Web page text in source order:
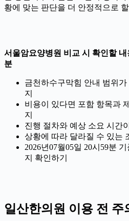
황에 맞는 판단을 더 안정적으로
서울암요양병원 비교 시 확인할 내
분
금천하수구막힘 안내 범위
지
비용이 있다면 포함 항목과
지
진행 절차와 예상 소요 시간
상황에 따라 달라질 수 있는
2026년07월05일 20시59분
지 확인하기
일산한의원 이용 전 주